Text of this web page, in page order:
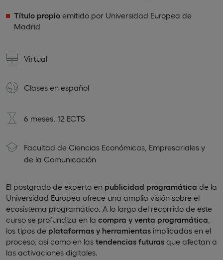
Título propio emitido por Universidad Europea de
Madrid
Virtual
Clases en español
6 meses, 12 ECTS
Facultad de Ciencias Económicas, Empresariales y
de la Comunicación
El postgrado de experto en publicidad programática de la
Universidad Europea ofrece una amplia visión sobre el
ecosistema programático. A lo largo del recorrido de este
curso se profundiza en la compra y venta programática
los tipos de plataformas y herramientas implicadas en el
proceso, así como en las tendencias futuras que afectan a
las activaciones digitales.